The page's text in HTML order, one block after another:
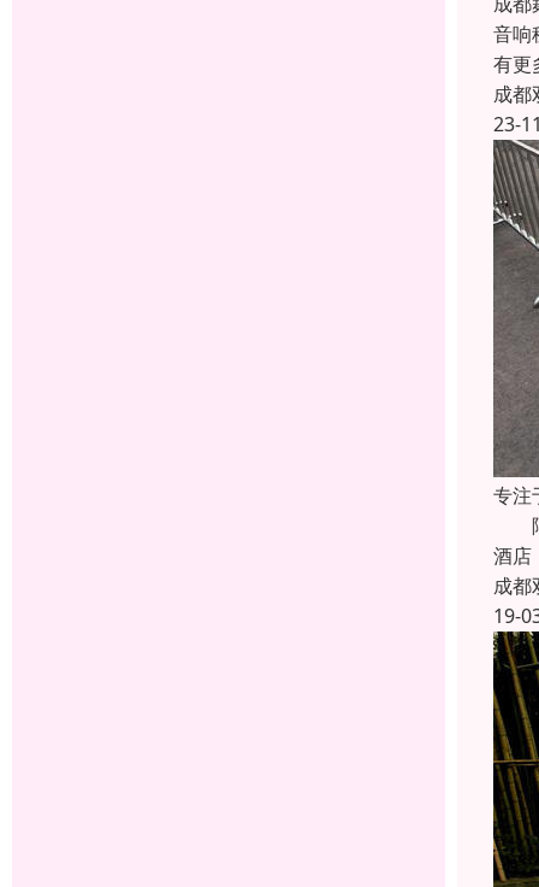
音响
有更
成都
23-
专注
隔
酒店
成都
19-